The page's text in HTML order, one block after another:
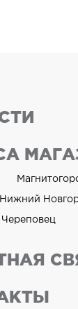
Нижний
Череповец